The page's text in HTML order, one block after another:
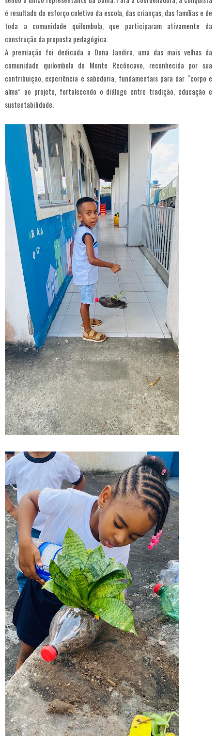
é resultado do esforço coletivo da escola, das crianças, das famílias e de
toda a comunidade quilombola, que participaram ativamente da
construção da proposta pedagógica.
A premiação foi dedicada a Dona Jandira, uma das mais velhas da
comunidade quilombola do Monte Recôncavo, reconhecida por sua
contribuição, experiência e sabedoria, fundamentais para dar “corpo e
alma” ao projeto, fortalecendo o diálogo entre tradição, educação e
sustentabilidade.